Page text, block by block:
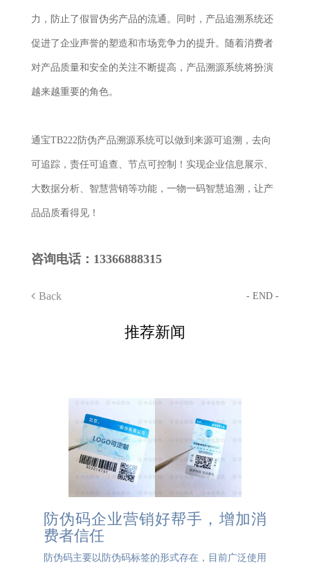
力，防止了假冒伪劣产品的流通。同时，产品追溯系统还
促进了企业声誉的塑造和市场竞争力的提升。随着消费者
对产品质量和安全的关注不断提高，产品溯源系统将扮演
越来越重要的角色。
通宝TB222防伪产品溯源系统可以做到来源可追溯，去向
可追踪，责任可追查、节点可控制！实现企业信息展示、
大数据分析、智慧营销等功能，一物一码智慧追溯，让产
品品质看得见！
咨询电话： 13366888315
Back - END -
推荐新闻
防伪码企业营销好帮手，增加消
费者信任
防伪码主要以防伪码标签的形式存在，目前广泛使用